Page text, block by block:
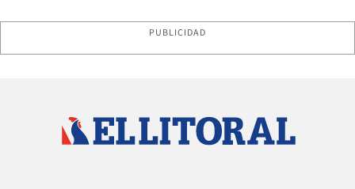
PUBLICIDAD